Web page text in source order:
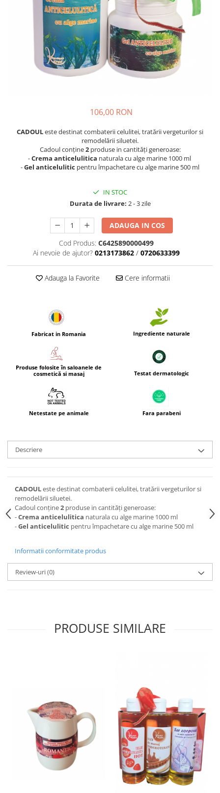
TERAPEUTIC
THAILANDEZ (LOMI-LOMI)
106,00 RON
CADOULeste destinat combaterii celulitei, tratării vergeturilor si
remodelării siluetei.
Cadoul conține2produse in cantități generoase:
-Crema anticelulitica naturala cu alge marine 1000 ml
-Gel anticelulitic pentru împachetare cu alge marine 500 ml
IN STOC
Durata de livrare: 2 - 3 zile
ADAUGA IN COS
Cod Produs: C6425890000499
Ai nevoie de ajutor? 0213173862 / 0720633399
Adauga la Favorite Cere informatii
Fabricat in Romania Ingrediente naturale
Produse folosite în saloanele de
cosmetică si masaj
Testat dermatologic
Netestate pe animale Fara parabeni
Descriere
CADOULeste destinat combaterii celulitei, tratării vergeturilor si
remodelării siluetei.
Cadoul conține2 produse in cantități generoase:
-Crema anticelulitica naturala cu alge marine 1000 ml
-Gel anticelulitic pentru împachetare cu alge marine 500 ml
Informatii conformitate produs
Review-uri(0)
PRODUSE SIMILARE